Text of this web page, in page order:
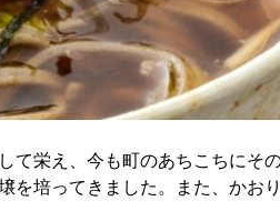
て栄え、今も町のあちこちにそ
を培ってきました。また、かお